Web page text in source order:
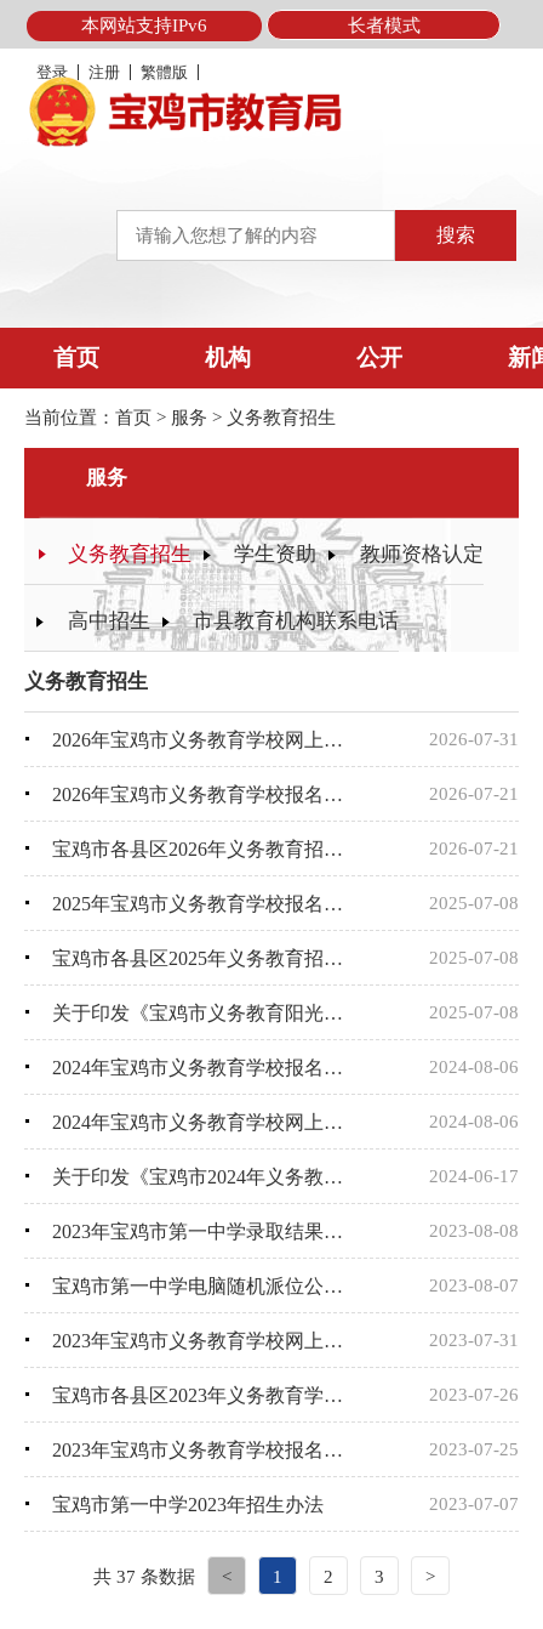
本网站支持IPv6 长者模式
登录 注册 繁體版
首页 机构 公开 新
当前位置： 首页 > 服务 > 义务教育招生
服务
义务教育招生 学生资助 教师资格认定
高中招生 市县教育机构联系电话
义务教育招生
2026年宝鸡市义务教育学校网上报名公告 2026-07-31
2026年宝鸡市义务教育学校报名招生问答 2026-07-21
宝鸡市各县区2026年义务教育招生政策及学区划分 2026-07-21
2025年宝鸡市义务教育学校报名招生问答 2025-07-08
宝鸡市各县区2025年义务教育招生政策及学区划分 2025-07-08
关于印发《宝鸡市义务教育阳光招生专项行动（2025）方案》的通知 2025-07-08
2024年宝鸡市义务教育学校报名招生问答 2024-08-06
2024年宝鸡市义务教育学校网上报名及入学办法 2024-08-06
关于印发《宝鸡市2024年义务教育招生入学工作方案》的通知 2024-06-17
2023年宝鸡市第一中学录取结果公告（公告第五号） 2023-08-08
宝鸡市第一中学电脑随机派位公告（公告第四号） 2023-08-07
2023年宝鸡市义务教育学校网上报名办法（公告第3号） 2023-07-31
宝鸡市各县区2023年义务教育学校招生政策及学区划分（公告第2号） 2023-07-26
2023年宝鸡市义务教育学校报名招生工作日程安排（公告第1号） 2023-07-25
宝鸡市第一中学2023年招生办法 2023-07-07
共 37 条数据 < 1 2 3 >